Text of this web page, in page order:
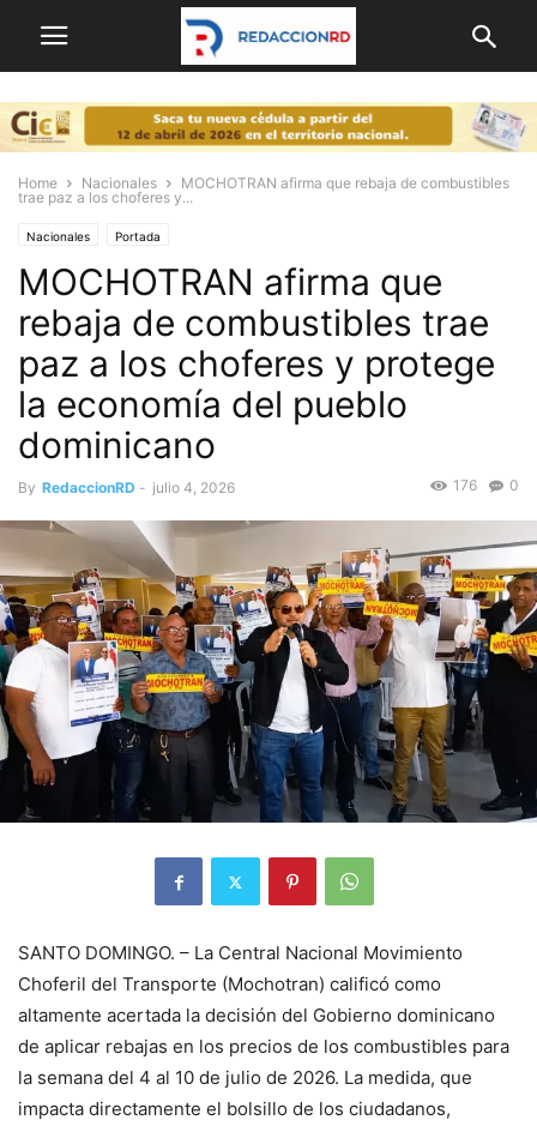
Home Nacionales
MOCHOTRAN afirma que rebaja de combustibles
trae paz a los choferes y...
Nacionales Portada
MOCHOTRAN afirma que
rebaja de combustibles trae
paz a los choferes y protege
la economía del pueblo
dominicano
By RedaccionRD - julio 4, 2026 0
176
SANTO DOMINGO. – La Central Nacional Movimiento
Choferil del Transporte (Mochotran) calificó como
altamente acertada la decisión del Gobierno dominicano
de aplicar rebajas en los precios de los combustibles para
la semana del 4 al 10 de julio de 2026. La medida, que
impacta directamente el bolsillo de los ciudadanos,